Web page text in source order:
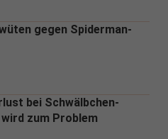
gegen Spiderman-
bei Schwälbchen-
zum Problem